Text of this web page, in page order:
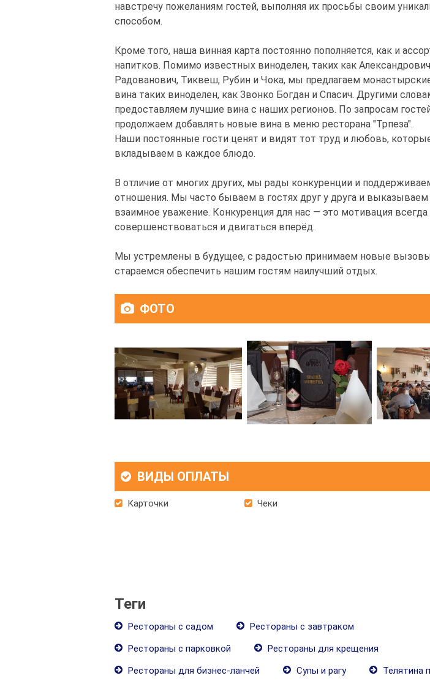
навстречу пожеланиям гостей, выполняя их просьбы своим
способом.
Кроме того, наша винная карта постоянно пополняется, как и
напитков. Помимо известных виноделен, таких как
Радованович, Тиквеш, Рубин и Чока, мы предлагаем
вина таких виноделен, как Звонко Богдан и Спасич. Другими
предоставляем лучшие вина с наших регионов. По запросам
продолжаем добавлять новые вина в меню ресторана "Трпеза".
Наши постоянные гости ценят и видят тот труд и любовь,
вкладываем в каждое блюдо.
В отличие от многих других, мы рады конкуренции и
отношения. Мы часто бываем в гостях друг у друга и выказываем
взаимное уважение. Конкуренция для нас — это мотивация всегда
совершенствоваться и двигаться вперёд.
Мы устремлены в будущее, с радостью принимаем новые
стараемся обеспечить нашим гостям наилучший отдых.
ФОТО
ВИДЫ ОПЛАТЫ
Карточки Чеки
Теги
Рестораны с садом
Рестораны с завтраком
Рестораны с парковкой
Рестораны для крещения
Рестораны для бизнес-ланчей
Супы и рагу Телятина